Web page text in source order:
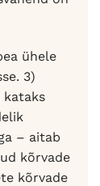
ühele
3)
kataks
– aitab
kõrvade
kõrvade